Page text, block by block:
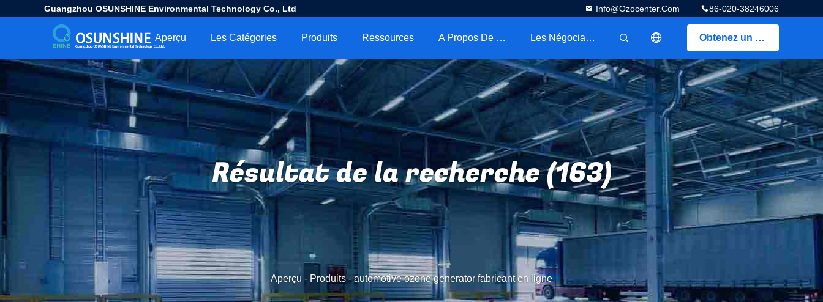
Guangzhou OSUNSHINE Environmental Technology Co., Ltd 86-020-38246006
Info@ozocenter.com
Obtenez un devis
描述
Aperçu Les Catégories Produits Ressources A Propos De Nous Les Négociants
Résultat de la recherche (163)
Aperçu - Produits-automotive ozone generator fabricant en ligne